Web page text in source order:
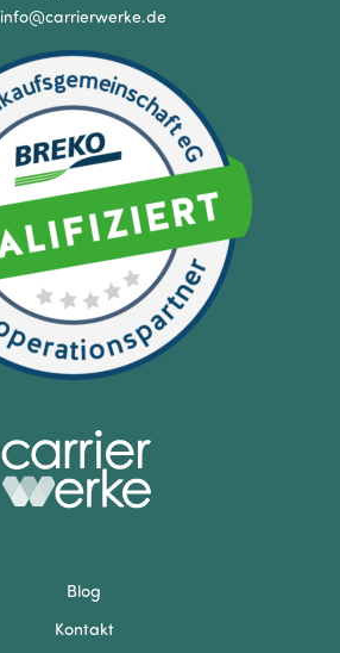
info@carrierwerke.de
Blog
Kontakt